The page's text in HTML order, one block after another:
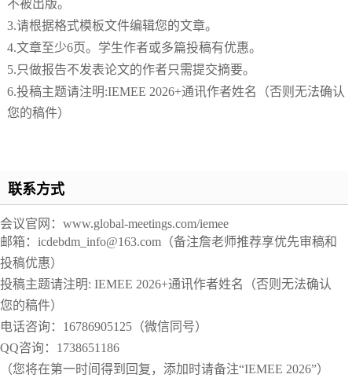
不被出版。
3.请根据格式模板文件编辑您的文章。
4.文章至少6页。学生作者或多篇投稿有优惠。
5.只做报告不发表论文的作者只需提交摘要。
6.投稿主题请注明:IEMEE 2026+通讯作者姓名（否则无法确认
您的稿件）
联系方式
会议官网： www.global-meetings.com/iemee
邮箱： icdebdm_info@163.com（备注詹老师推荐享优先审稿和
投稿优惠）
投稿主题请注明: IEMEE 2026+通讯作者姓名（否则无法确认
您的稿件）
电话咨询： 16786905125 （微信同号）
QQ咨询： 1738651186
（您将在第一时间得到回复，添加时请备注“IEMEE 2026”）